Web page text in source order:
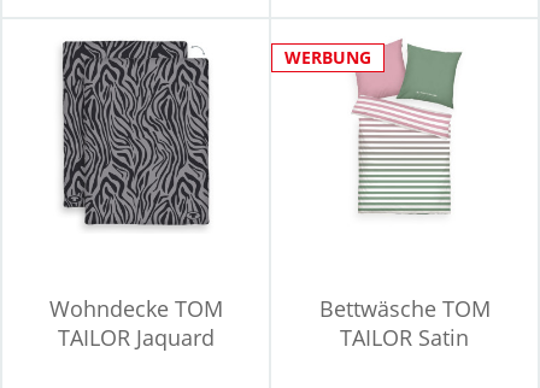
Wohndecke TOM
TAILOR Jaquard
WERBUNG
Bettwäsche TOM
TAILOR Satin